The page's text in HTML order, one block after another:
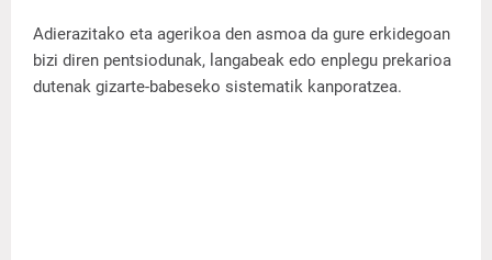
Adierazitako eta agerikoa den asmoa da gure erkidegoan
bizi diren pentsiodunak, langabeak edo enplegu prekarioa
dutenak gizarte-babeseko sistematik kanporatzea.